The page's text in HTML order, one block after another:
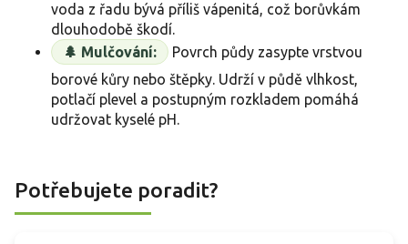
voda z řadu bývá příliš vápenitá, což borůvkám
dlouhodobě škodí.
🌲 Mulčování:
Povrch půdy zasypte vrstvou
borové kůry nebo štěpky. Udrží v půdě vlhkost,
potlačí plevel a postupným rozkladem pomáhá
udržovat kyselé pH.
Potřebujete poradit?